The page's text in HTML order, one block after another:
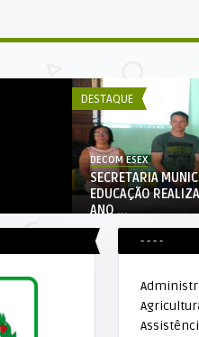
DESTAQUE
DECOM ESEX
SECRETARIA
EDUCAÇÃO
ANO ...
- - - -